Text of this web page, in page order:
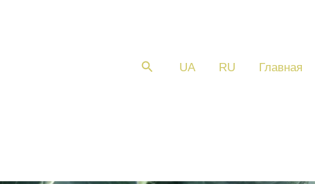
Поиск UA RU Главная